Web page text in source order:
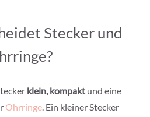
Stecker und
klein, kompakt und eine
Ohrringe. Ein kleiner Stecker